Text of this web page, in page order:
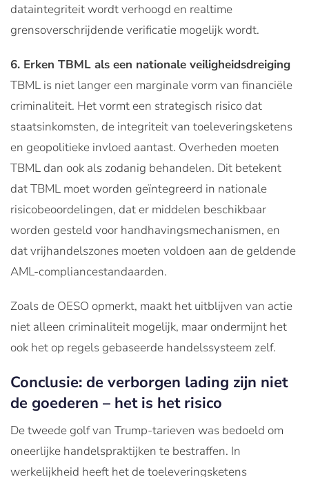
dataintegriteit wordt verhoogd en realtime
grensoverschrijdende verificatie mogelijk wordt.
6. Erken TBML als een nationale veiligheidsdreiging
TBML is niet langer een marginale vorm van financiële
criminaliteit. Het vormt een strategisch risico dat
staatsinkomsten, de integriteit van toeleveringsketens
en geopolitieke invloed aantast. Overheden moeten
TBML dan ook als zodanig behandelen. Dit betekent
dat TBML moet worden geïntegreerd in nationale
risicobeoordelingen, dat er middelen beschikbaar
worden gesteld voor handhavingsmechanismen, en
dat vrijhandelszones moeten voldoen aan de geldende
AML-compliancestandaarden.
Zoals de OESO opmerkt, maakt het uitblijven van actie
niet alleen criminaliteit mogelijk, maar ondermijnt het
ook het op regels gebaseerde handelssysteem zelf.
Conclusie: de verborgen lading zijn niet
de goederen – het is het risico
De tweede golf van Trump-tarieven was bedoeld om
oneerlijke handelspraktijken te bestraffen. In
werkelijkheid heeft het de toeleveringsketens